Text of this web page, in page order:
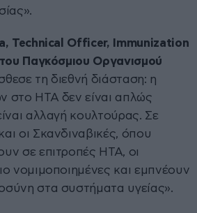
Technical Officer, Immunization
Παγκόσμιου Οργανισμού
τη διεθνή διάσταση: η
στο HTA δεν είναι απλώς
αλλαγή κουλτούρας. Σε
οι Σκανδιναβικές, όπου
σε επιτροπές HTA, οι
νομιμοποιημένες και εμπνέουν
στα συστήματα υγείας».